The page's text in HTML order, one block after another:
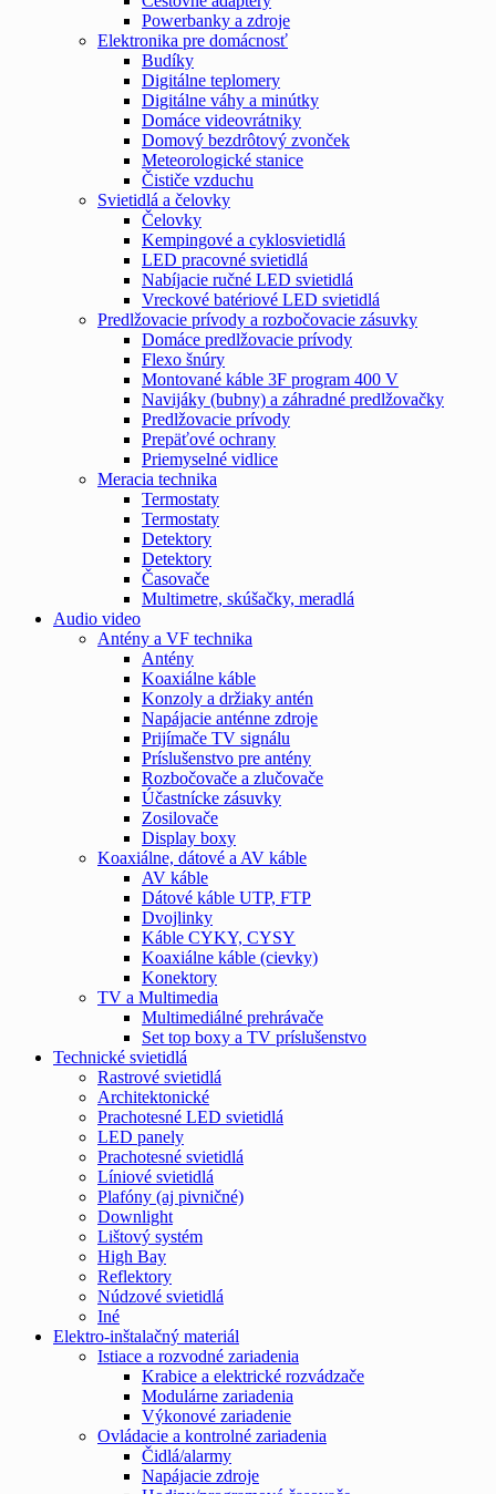
Powerbanky a zdroje
Elektronika pre domácnosť
Budíky
Digitálne teplomery
Digitálne váhy a minútky
Domáce videovrátniky
Domový bezdrôtový zvonček
Meteorologické stanice
Čističe vzduchu
Svietidlá a čelovky
Čelovky
Kempingové a cyklosvietidlá
LED pracovné svietidlá
Nabíjacie ručné LED svietidlá
Vreckové batériové LED svietidlá
Predlžovacie prívody a rozbočovacie zásuvky
Domáce predlžovacie prívody
Flexo šnúry
Montované káble 3F program 400 V
Navijáky (bubny) a záhradné predlžovačky
Predlžovacie prívody
Prepäťové ochrany
Priemyselné vidlice
Meracia technika
Termostaty
Termostaty
Detektory
Detektory
Časovače
Multimetre, skúšačky, meradlá
Audio video
Antény a VF technika
Antény
Koaxiálne káble
Konzoly a držiaky antén
Napájacie anténne zdroje
Prijímače TV signálu
Príslušenstvo pre antény
Rozbočovače a zlučovače
Účastnícke zásuvky
Zosilovače
Display boxy
Koaxiálne, dátové a AV káble
AV káble
Dátové káble UTP, FTP
Dvojlinky
Káble CYKY, CYSY
Koaxiálne káble (cievky)
Konektory
TV a Multimedia
Multimediálné prehrávače
Set top boxy a TV príslušenstvo
Technické svietidlá
Rastrové svietidlá
Architektonické
Prachotesné LED svietidlá
LED panely
Prachotesné svietidlá
Líniové svietidlá
Plafóny (aj pivničné)
Downlight
Lištový systém
High Bay
Reflektory
Núdzové svietidlá
Iné
Elektro-inštalačný materiál
Istiace a rozvodné zariadenia
Krabice a elektrické rozvádzače
Modulárne zariadenia
Výkonové zariadenie
Ovládacie a kontrolné zariadenia
Čidlá/alarmy
Napájacie zdroje